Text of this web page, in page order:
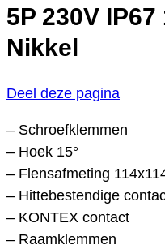
5P 230V
Nikkel
Deel deze pagina
– Schroefklemmen
– Hoek 15°
– Flensafmeting
– Hittebestendige
– KONTEX contact
– Raamklemmen